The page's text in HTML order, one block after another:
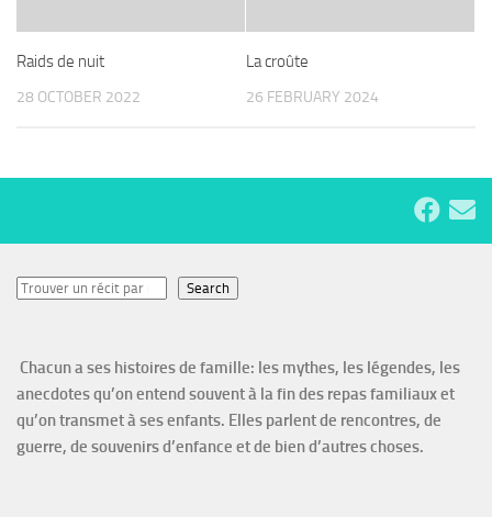
Raids de nuit
28 OCTOBER 2022
La croûte
26 FEBRUARY 2024
Search Search
Chacun a ses histoires de famille: les mythes, les légendes, les
anecdotes qu’on entend souvent à la fin des repas familiaux et
qu’on transmet à ses enfants. Elles parlent de rencontres, de
guerre, de souvenirs d’enfance et de bien d’autres choses.